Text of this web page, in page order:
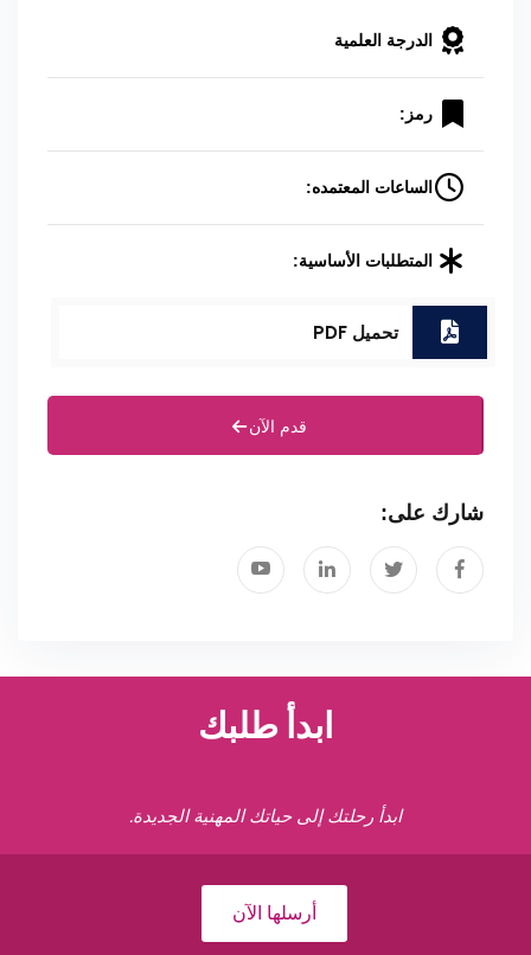
الدرجة العلمية
رمز:
الساعات المعتمده:
المتطلبات الأساسية:
تحميل PDF
قدم الآن
شارك على:
ابدأ طلبك
ابدأ رحلتك إلى حياتك المهنية الجديدة.
أرسلها الآن